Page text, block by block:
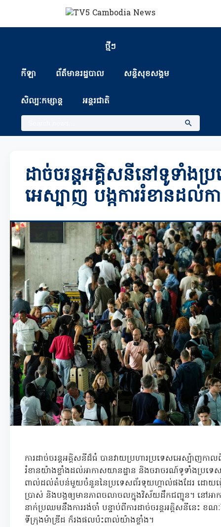
ថ្មីៗ
កីឡា ព័ត៏មានរដ្ឋបាល សន្តិសុខសង្គម
សិល្បៈកម្សាន្ត អន្តរជាតិ
ដាច់ចរន្តអគ្គិសនីនៅទូទាំងប្
អេស្បាញ បង្កការរំខានដល់ក
ការដាច់ចរន្តអគ្គិសនីដ៏ធំ បានវាយប្រហារប្រទេសអេស្ប៉ាញកាល
រំខានយ៉ាងខ្លាំងដល់អាកាសយានដ្ឋាន និងចរាចរណ៍ទូទាំងប្រទេ
ពាល់ដល់តំបន់មួយចំនួននៃប្រទេសព័រទុយហ្គាល់ផងដែរ ដោយធ្វើ
ប្រាស់ និងបង្កឲ្យមានភាពចលាចលក្នុងវិស័យដឹកជញ្ជូន។ នៅអាក
នាក់ប្រឈមនឹងការរង់ចាំ បន្ទាប់ពីការដាច់ចរន្តអគ្គិសនីនេះ ខ
ទីក្រុងម៉ាឌ្រីដ ក៏រងផលប៉ះពាល់យ៉ាងខ្លាំង។